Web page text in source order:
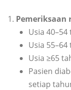
Pemeriksaan
Usia
Usia
Usia ≥65
Pasien
setiap